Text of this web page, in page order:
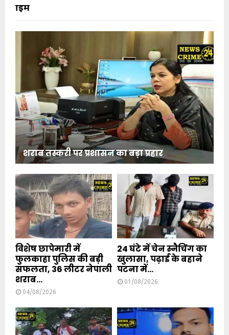
क्राइम
शराब तस्करी पर प्रशासन का बड़ा प्रहार
विशेष छापेमारी में
फुलकाहा पुलिस की बड़ी
सफलता, 36 लीटर नेपाली
शराब...
04/08/2026
24 घंटे में चेन स्नैचिंग का
खुलासा, पढ़ाई के बहाने
पटना में...
01/08/2026